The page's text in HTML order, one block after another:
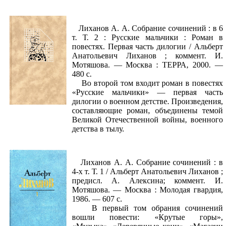
Лиханов А. А. Собрание сочинений : в 6
т. Т. 2 : Русские мальчики : Роман в
повестях. Первая часть дилогии / Альберт
Анатольевич Лиханов ; коммент. И.
Мотяшова. — Москва : ТЕРРА, 2000. —
480 с.
Во второй том входит роман в повестях
«Русские мальчики» — первая часть
дилогии о военном детстве. Произведения,
составляющие роман, объединены темой
Великой Отечественной войны, военного
детства в тылу.
Лиханов А. А. Собрание сочинений : в
4-х т. Т. 1 / Альберт Анатольевич Лиханов ;
предисл. А. Алексина; коммент. И.
Мотяшова. — Москва : Молодая гвардия,
1986. — 607 с.
В первый том обрания сочинений
вошли повести: «Крутые горы»,